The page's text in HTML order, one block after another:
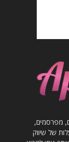
מפרסמים,
במדיה הדיגיטלית, 360 מעלות של שיווק